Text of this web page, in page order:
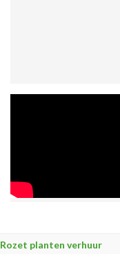
Rozet planten verhuur